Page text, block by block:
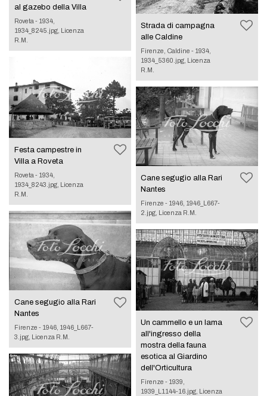
al gazebo della Villa
Roveta - 1934,
1934_8245.jpg, Licenza
R.M.
Festa campestre in
Villa a Roveta
Roveta - 1934,
1934_8243.jpg, Licenza
R.M.
Cane segugio alla Rari
Nantes
Firenze - 1946, 1946_L667-
3.jpg, Licenza R.M.
Strada di campagna
alle Caldine
Firenze, Caldine - 1934,
1934_5360.jpg, Licenza
R.M.
Cane segugio alla Rari
Nantes
Firenze - 1946, 1946_L667-
2.jpg, Licenza R.M.
Un cammello e un lama
all'ingresso della
mostra della fauna
esotica al Giardino
dell'Orticultura
Firenze - 1939,
1939_L1144-16.jpg, Licenza